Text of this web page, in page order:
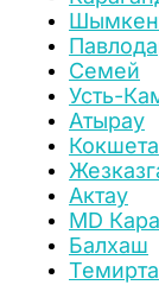
Семей
Усть-
Атырау
Актау
MD
Балхаш